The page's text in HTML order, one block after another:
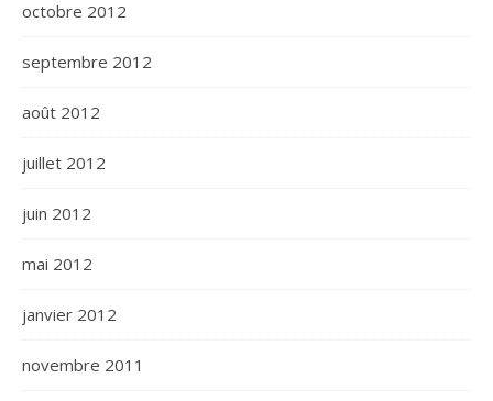
octobre 2012
septembre 2012
août 2012
juillet 2012
juin 2012
mai 2012
janvier 2012
novembre 2011